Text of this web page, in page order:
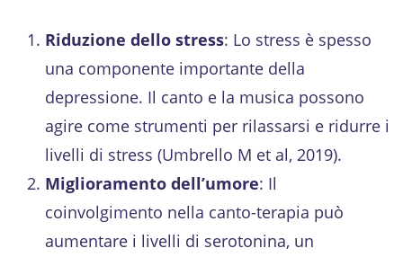
Riduzione dello stress: Lo stress è spesso
una componente importante della
depressione. Il canto e la musica possono
agire come strumenti per rilassarsi e ridurre i
livelli di stress (Umbrello M et al, 2019).
Miglioramento dell’umore: Il
coinvolgimento nella canto-terapia può
aumentare i livelli di serotonina, un